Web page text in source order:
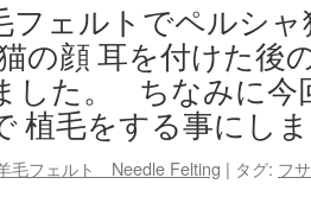
フェルトでペルシ
顔 耳を付けた後
した。 ちなみに今
植毛をする事にし
毛フェルト Needle Felting | タグ: フ